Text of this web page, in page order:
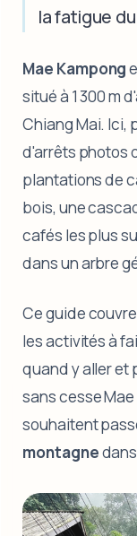
la fatigue
Mae Kampong
situé à 1 300 m
Chiang Mai. Ici,
d'arrêts photos
plantations de
bois, une
cafés les plus
dans un arbre
Ce guide
les activités à
quand y aller et
sans cesse
souhaitent
montagne